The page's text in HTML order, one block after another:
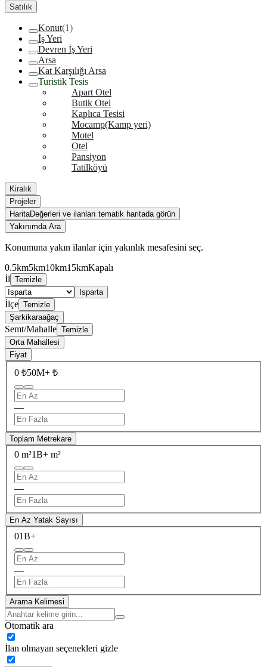
Satılık
Konut(1)
İş Yeri
Devren İş Yeri
Arsa
Kat Karşılığı Arsa
Turistik Tesis
Apart Otel
Butik Otel
Kaplıca Tesisi
Mocamp(Kamp yeri)
Motel
Otel
Pansiyon
Tatilköyü
Kiralık
Projeler
HaritaDeğerleri ve ilanları tematik haritada görün
Yakınımda Ara
Konumuna yakın ilanlar için yakınlık mesafesini seç.
0.5km5km10km15kmKapalı
İl Temizle
Isparta
İlçe Temizle
Şarkikaraağaç
Semt/Mahalle Temizle
Orta Mahallesi
Fiyat
0 ₺50M+ ₺
—
Toplam Metrekare
0 m²1B+ m²
—
En Az Yatak Sayısı
01B+
—
Arama Kelimesi
Otomatik ara
İlan olmayan seçenekleri gizle